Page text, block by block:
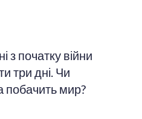
з початку війни
три дні. Чи
побачить мир?